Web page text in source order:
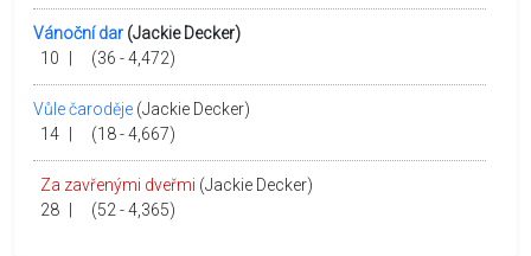
Vánoční dar (Jackie Decker)
10
(36 - 4,472)
Vůle čaroděje (Jackie Decker)
14
(18 - 4,667)
Za zavřenými dveřmi (Jackie Decker)
28
(52 - 4,365)